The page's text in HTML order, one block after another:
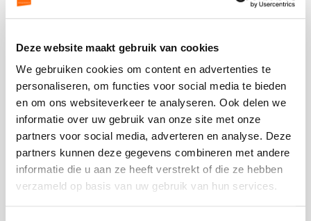
Deze website maakt gebruik van cookies
We gebruiken cookies om content en advertenties te
personaliseren, om functies voor social media te bieden
en om ons websiteverkeer te analyseren. Ook delen we
informatie over uw gebruik van onze site met onze
partners voor social media, adverteren en analyse. Deze
partners kunnen deze gegevens combineren met andere
informatie die u aan ze heeft verstrekt of die ze hebben
verzameld op basis van uw gebruik van hun services.
Vergelijkbare uitjes
Bekijk
Oude